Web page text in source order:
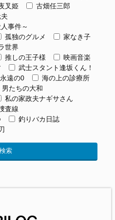
叉姫
古畑任三郎
事件～
孤独のグルメ
家なき子
世界
推しの王子様
映画音楽
武士スタント逢坂くん！
永遠の0
海の上の診療所
男たちの大和
私の家政夫ナギサさん
査線
釣りバカ日誌